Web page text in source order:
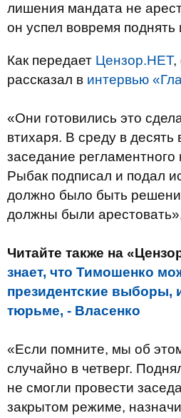
лишения мандата не
он успел вовремя
Как передает Цензор.НЕТ,
рассказал в интервью
«Они готовились это
втихаря. В среду в
заседание регламентного
Рыбак подписал и подал
должно было быть
должны были
Читайте также на
знает, что Тимошенко
президентские выборы,
тюрьме, - Власенко
«Если помните, мы об
случайно в четверг.
не смогли провести
закрытом режиме,